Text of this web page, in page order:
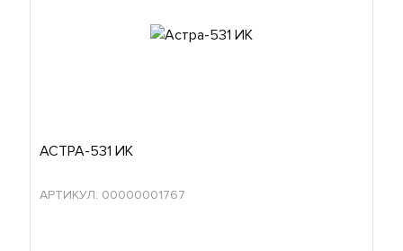
АСТРА-531 ИК
АРТИКУЛ: 00000001767